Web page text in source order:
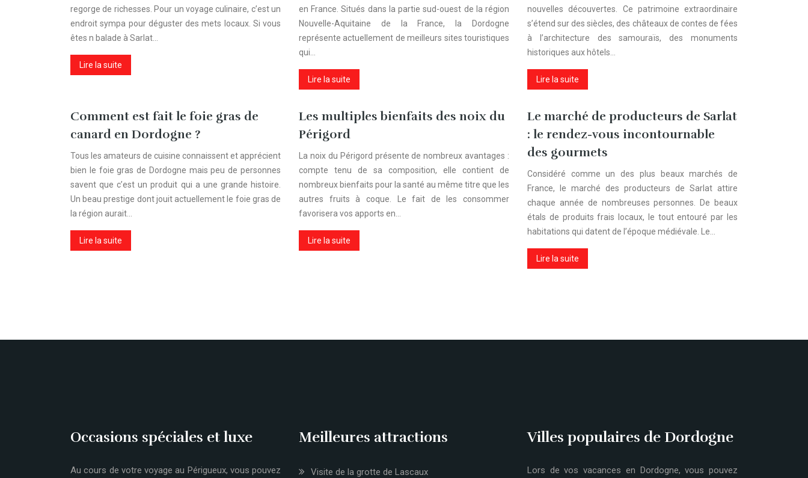
regorge de richesses. Pour un voyage culinaire, c’est un
endroit sympa pour déguster des mets locaux. Si vous
êtes n balade à Sarlat…
Lire la suite
en France. Situés dans la partie sud-ouest de la région
Nouvelle-Aquitaine de la France, la Dordogne
représente actuellement de meilleurs sites touristiques
qui…
Lire la suite
nouvelles découvertes. Ce patrimoine extraordinaire
s’étend sur des siècles, des châteaux de contes de fées
à l’architecture des samouraïs, des monuments
historiques aux hôtels…
Lire la suite
Comment est fait le foie gras de
canard en Dordogne ?
Tous les amateurs de cuisine connaissent et apprécient
bien le foie gras de Dordogne mais peu de personnes
savent que c’est un produit qui a une grande histoire.
Un beau prestige dont jouit actuellement le foie gras de
la région aurait…
Lire la suite
Les multiples bienfaits des noix du
Périgord
La noix du Périgord présente de nombreux avantages :
compte tenu de sa composition, elle contient de
nombreux bienfaits pour la santé au même titre que les
autres fruits à coque. Le fait de les consommer
favorisera vos apports en…
Lire la suite
Le marché de producteurs de Sarlat
: le rendez-vous incontournable
des gourmets
Considéré comme un des plus beaux marchés de
France, le marché des producteurs de Sarlat attire
chaque année de nombreuses personnes. De beaux
étals de produits frais locaux, le tout entouré par les
habitations qui datent de l’époque médiévale. Le…
Lire la suite
Occasions spéciales et luxe
Au cours de votre voyage au Périgueux, vous pouvez
Meilleures attractions
Visite de la grotte de Lascaux
Villes populaires de Dordogne
Lors de vos vacances en Dordogne, vous pouvez